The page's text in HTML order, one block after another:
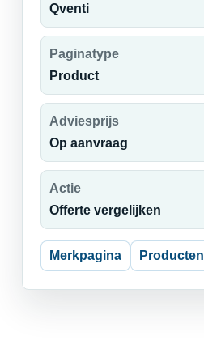
Qventi
Paginatype
Product
Adviesprijs
Op aanvraag
Actie
Offerte vergelijken
Merkpagina Producten